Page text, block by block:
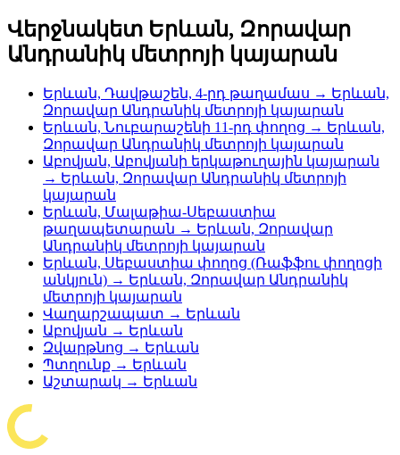
Վերջնակետ Երևան, Զորավար
Անդրանիկ մետրոյի կայարան
Երևան, Դավթաշեն, 4-րդ թաղամաս → Երևան,
Զորավար Անդրանիկ մետրոյի կայարան
Երևան, Նուբարաշենի 11-րդ փողոց → Երևան,
Զորավար Անդրանիկ մետրոյի կայարան
Աբովյան, Աբովյանի երկաթուղային կայարան
→ Երևան, Զորավար Անդրանիկ մետրոյի
կայարան
Երևան, Մալաթիա-Սեբաստիա
թաղապետարան → Երևան, Զորավար
Անդրանիկ մետրոյի կայարան
Երևան, Սեբաստիա փողոց (Ռաֆֆու փողոցի
անկյուն) → Երևան, Զորավար Անդրանիկ
մետրոյի կայարան
Վաղարշապատ → Երևան
Աբովյան → Երևան
Զվարթնոց → Երևան
Պտղունք → Երևան
Աշտարակ → Երևան